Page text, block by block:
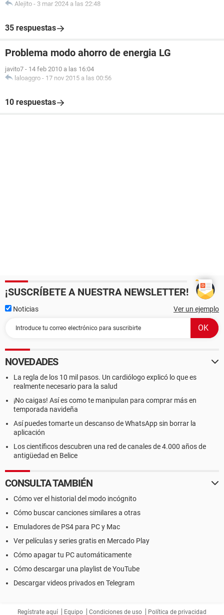
Alejito - 3 mar 2024 a las 22:48
35 respuestas
Problema modo ahorro de energia LG
javito7 - 14 feb 2010 a las 16:04
laloaggro - 17 nov 2015 a las 00:56
10 respuestas
¡SUSCRÍBETE A NUESTRA NEWSLETTER!
Noticias Ver un ejemplo
NOVEDADES
La regla de los 10 mil pasos. Un cardiólogo explicó lo que es
realmente necesario para la salud
¡No caigas! Así es como te manipulan para comprar más en
temporada navideña
Así puedes tomarte un descanso de WhatsApp sin borrar la
aplicación
Los científicos descubren una red de canales de 4.000 años de
antigüedad en Belice
CONSULTA TAMBIÉN
Cómo ver el historial del modo incógnito
Cómo buscar canciones similares a otras
Emuladores de PS4 para PC y Mac
Ver películas y series gratis en Mercado Play
Cómo apagar tu PC automáticamente
Cómo descargar una playlist de YouTube
Descargar videos privados en Telegram
Regístrate aquí Equipo Condiciones de uso Política de privacidad